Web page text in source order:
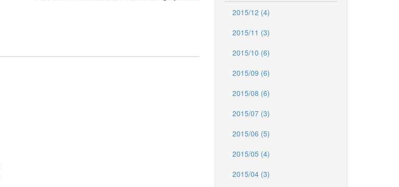
2015/12 (4)
2015/11 (3)
2015/10 (6)
2015/09 (6)
2015/08 (6)
2015/07 (3)
2015/06 (5)
2015/05 (4)
2015/04 (3)